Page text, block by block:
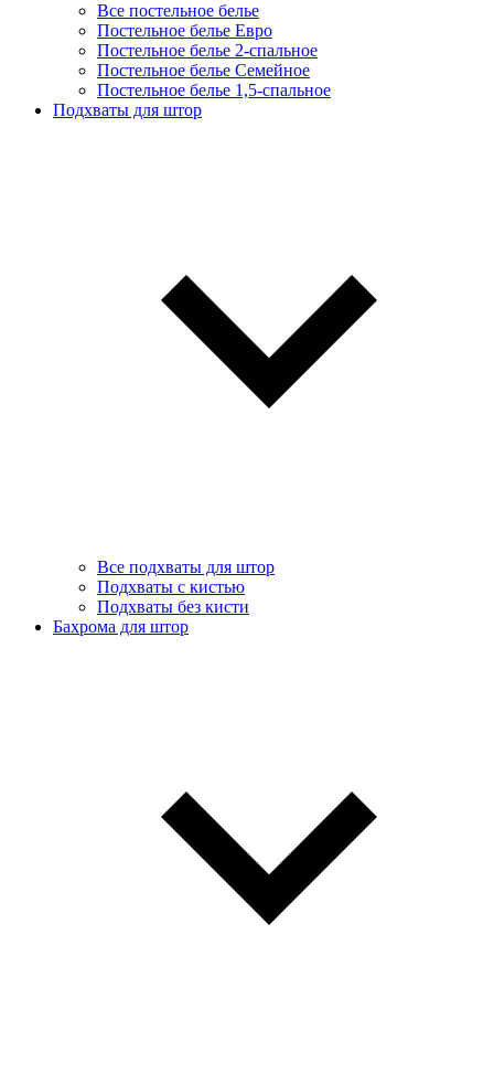
Все постельное белье
Постельное белье Евро
Постельное белье 2-спальное
Постельное белье Семейное
Постельное белье 1,5-спальное
Подхваты для штор
Все подхваты для штор
Подхваты с кистью
Подхваты без кисти
Бахрома для штор